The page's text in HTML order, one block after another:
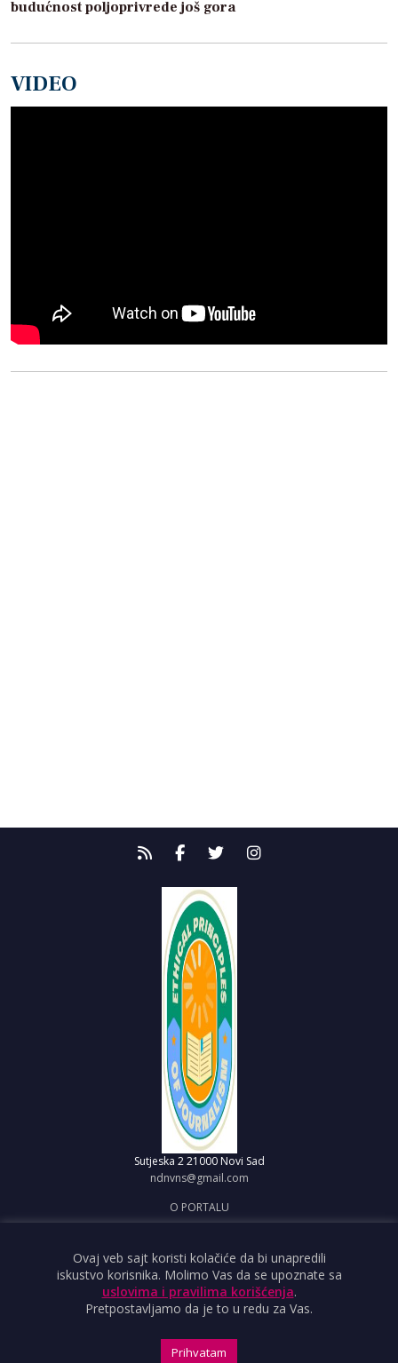
budućnost poljoprivrede još gora
VIDEO
Sutjeska 2 21000 Novi Sad
ndnvns@gmail.com
O PORTALU
OBJAVI VEST
USLOVI KORIŠĆENJA
Ovaj veb sajt koristi kolačiće da bi unapredili
iskustvo korisnika. Molimo Vas da se upoznate sa
uslovima i pravilima korišćenja.
Pretpostavljamo da je to u redu za Vas.
Prihvatam